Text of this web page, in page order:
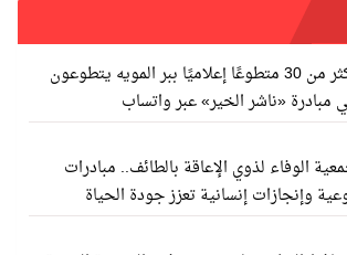
أكثر من 30 متطوعًا إعلاميًا ببر المويه يتطوعون
مبادرة «ناشر الخير» عبر واتساب
الوفاء لذوي الإعاقة بالطائف.. مبادرات
وإنجازات إنسانية تعزز جودة الحياة